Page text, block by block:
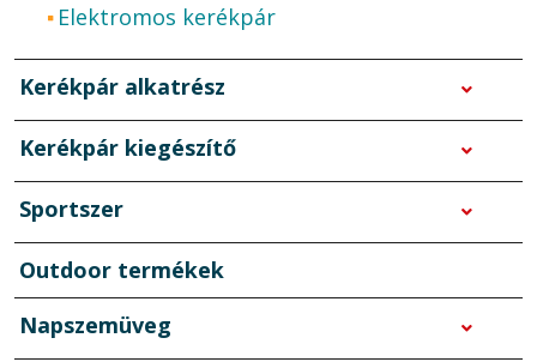
Elektromos kerékpár
Kerékpár alkatrész
Kerékpár kiegészítő
Sportszer
Outdoor termékek
Napszemüveg